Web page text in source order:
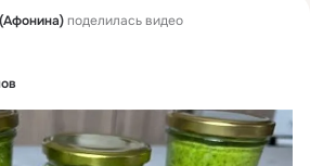
поделилась видео